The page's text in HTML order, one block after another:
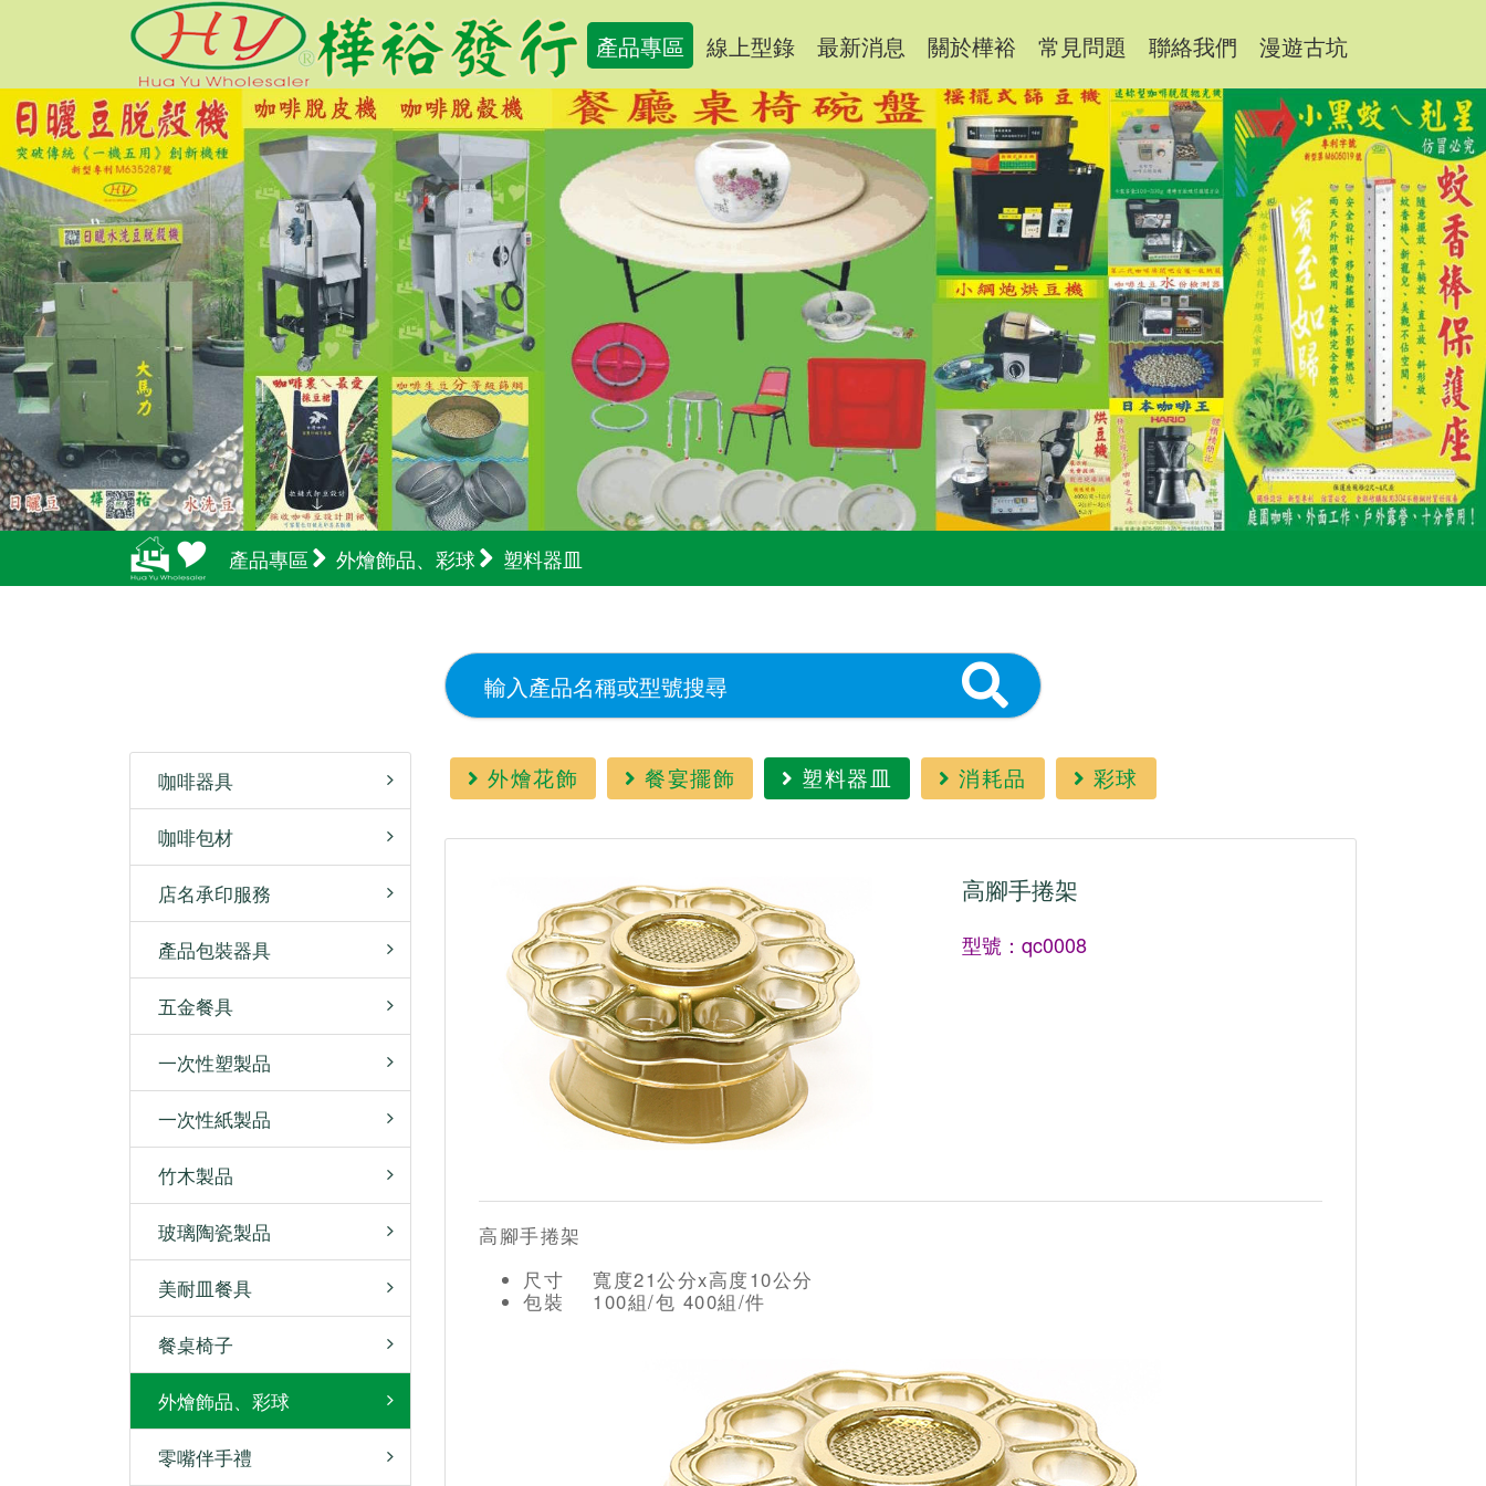
產品專區 線上型錄 最新消息 關於樺裕 常見問題 聯絡我們 漫遊古坑
產品專區 外燴飾品、彩球 塑料器皿
咖啡器具
咖啡包材
店名承印服務
產品包裝器具
五金餐具
一次性塑製品
一次性紙製品
竹木製品
玻璃陶瓷製品
美耐皿餐具
餐桌椅子
外燴飾品、彩球
零嘴伴手禮
外燴花飾 餐宴擺飾 塑料器皿 消耗品 彩球
高腳手捲架
型號：qc0008
高腳手捲架
尺寸 寬度21公分x高度10公分
包裝 100組/包 400組/件